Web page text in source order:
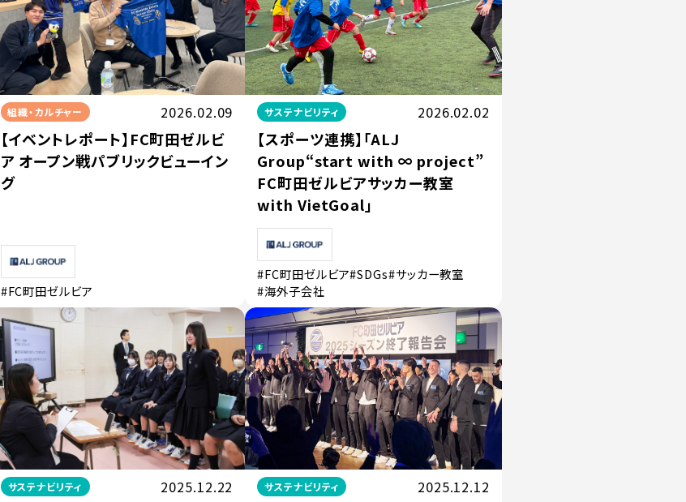
組織・カルチャー 2026.02.09
【イベントレポート】FC町田ゼルビ
ア オープン戦パブリックビューイン
グ
#FC町田ゼルビア
サステナビリティ 2026.02.02
【スポーツ連携】「ALJ
Group“start with ∞ project”
FC町田ゼルビアサッカー教室
with VietGoal」
#FC町田ゼルビア#SDGs#サッカー教室
#海外子会社
サステナビリティ 2025.12.22 サステナビリティ 2025.12.12